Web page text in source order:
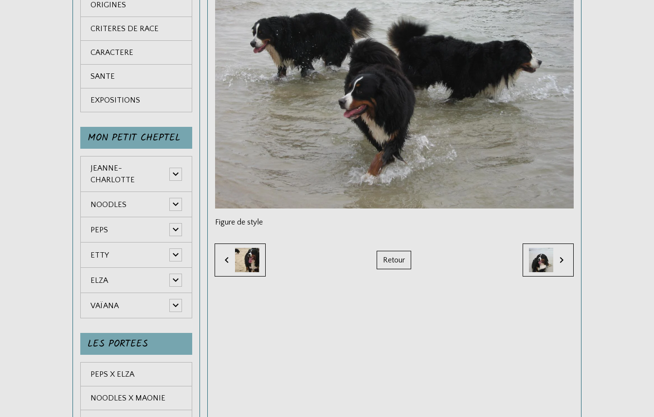
Figure de style
Retour
ORIGINES
CRITERES DE RACE
CARACTERE
SANTE
EXPOSITIONS
MON PETIT CHEPTEL
JEANNE-
CHARLOTTE
NOODLES
PEPS
ETTY
ELZA
VAÏANA
LES PORTEES
PEPS X ELZA
NOODLES X MAONIE